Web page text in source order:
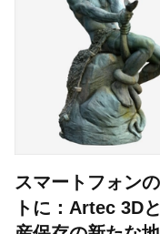
スマートフォン
トに：Artec 3D